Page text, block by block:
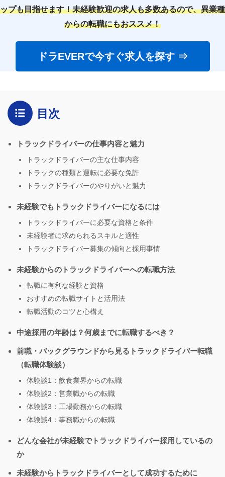
ップも目指せます！未経験歓迎の求人も多数あるので、異業種
からの転職にもおススメ！
ドラEVERで今すぐ求人を探す ⇒
目次
トラックドライバーの仕事内容と魅力
トラックドライバーの主な仕事内容
トラックの種類と運転に必要な免許
トラックドライバーのやりがいと魅力
未経験でもトラックドライバーになるには
トラックドライバーに必要な資格と条件
未経験者に求められるスキルと適性
トラックドライバー募集の傾向と採用事情
未経験からのトラックドライバーへの転職方法
転職に有利な経験と資格
おすすめの転職サイトと活用法
転職活動のコツと心構え
中途採用の年齢は？何歳までに転職するべき？
前職・バックグラウンドから見るトラックドライバー転職
（転職体験談）
体験談1：飲食業界からの転職
体験談2：営業職からの転職
体験談3：工場勤務からの転職
体験談4：事務職からの転職
どんな会社が未経験でトラックドライバー採用しているの
か
未経験からトラックドライバーとして成功するために